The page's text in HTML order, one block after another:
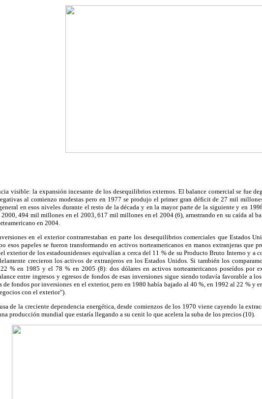
visible: la expansión incesante de los desequilibrios externos. El balance comercial se fue
al comienzo modestas pero en 1977 se produjo el primer gran déficit de 27 mil
en esos niveles durante el resto de la década y en la mayor parte de la siguiente y en
494 mil millones en el 2003, 617 mil millones en el 2004 (6), arrastrando en su caída al
en 2004.
en el exterior contrarrestaban en parte los desequilibrios comerciales que Estados
esos papeles se fueron transformando en activos norteamericanos en manos extranjeras
exterior de los estadounidenses equivalían a cerca del 11 % de su Producto Bruto Interno y a
crecieron los activos de extranjeros en los Estados Unidos. Si también los
% en 1985 y el 78 % en 2005 (8): dos dólares en activos norteamericanos poseídos por
entre ingresos y egresos de fondos de esas inversiones sigue siendo todavía favorable a
de fondos por inversiones en el exterior, pero en 1980 había bajado al 40 %, en 1992 al 22 %
con el exterior").
de la creciente dependencia energética, desde comienzos de los 1970 viene cayendo la
producción mundial que estaría llegando a su cenit lo que acelera la suba de los precios (10).